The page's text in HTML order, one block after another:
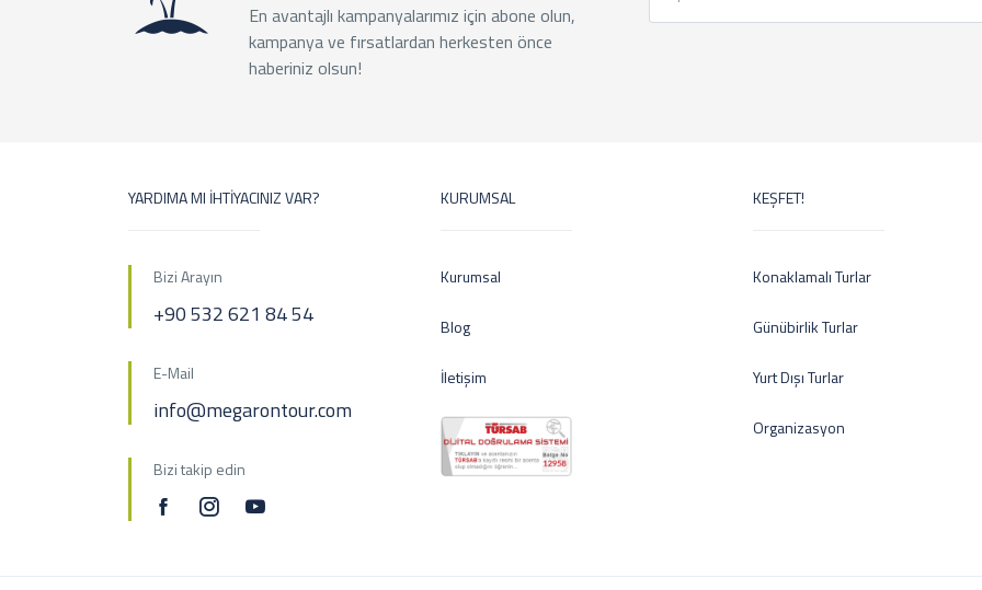
En avantajlı kampanyalarımız için abone olun,
kampanya ve fırsatlardan herkesten önce
haberiniz olsun!
YARDIMA MI İHTİYACINIZ VAR?
Bizi Arayın
+90 532 621 84 54
E-Mail
info@megarontour.com
Bizi takip edin
KURUMSAL
Kurumsal
Blog
İletişim
KEŞFET!
Konaklamalı Turlar
Günübirlik Turlar
Yurt Dışı Turlar
Organizasyon